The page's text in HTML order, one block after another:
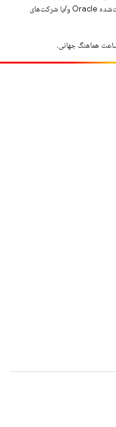
مراجعه کنید. جاوا علامت تجاری ثبت‌شده Oracle و/یا شرکت‌های